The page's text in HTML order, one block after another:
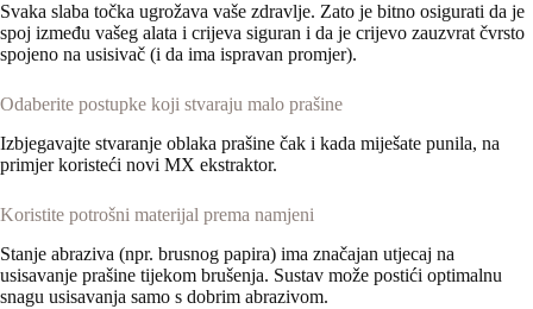
Svaka slaba točka ugrožava vaše zdravlje. Zato je bitno osigurati da je
spoj između vašeg alata i crijeva siguran i da je crijevo zauzvrat čvrsto
spojeno na usisivač (i da ima ispravan promjer).
Odaberite postupke koji stvaraju malo prašine
Izbjegavajte stvaranje oblaka prašine čak i kada miješate punila, na
primjer koristeći novi MX ekstraktor.
Koristite potrošni materijal prema namjeni
Stanje abraziva (npr. brusnog papira) ima značajan utjecaj na
usisavanje prašine tijekom brušenja. Sustav može postići optimalnu
snagu usisavanja samo s dobrim abrazivom.